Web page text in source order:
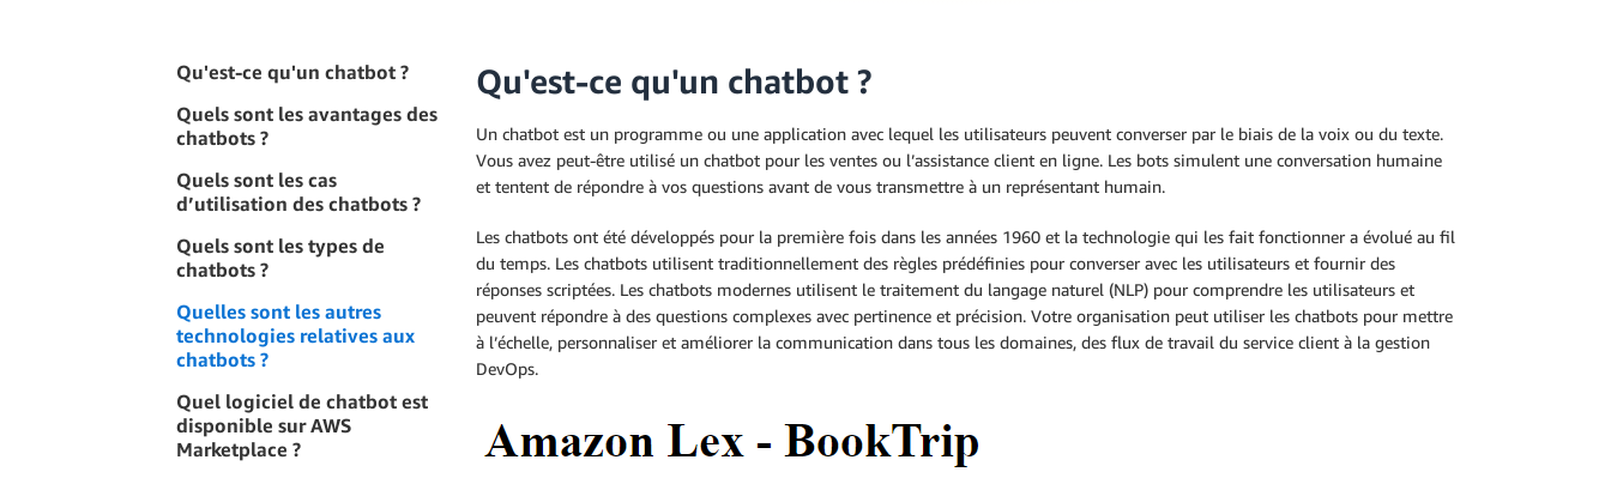
Qu'est-ce qu'un chatbot ?
Quels sont les avantages des
chatbots ?
Quels sont les cas
d’utilisation des chatbots ?
Quels sont les types de
chatbots ?
Quelles sont les autres
technologies relatives aux
chatbots ?
Quel logiciel de chatbot est
disponible sur AWS
Marketplace ?
Qu'est-ce qu'un chatbot ?
Un chatbot est un programme ou une application avec lequel les utilisateurs peuvent converser par le biais de la voix ou du texte.
Vous avez peut-être utilisé un chatbot pour les ventes ou l’assistance client en ligne. Les bots simulent une conversation humaine
et tentent de répondre à vos questions avant de vous transmettre à un représentant humain.
Les chatbots ont été développés pour la première fois dans les années 1960 et la technologie qui les fait fonctionner a évolué au fil
du temps. Les chatbots utilisent traditionnellement des règles prédéfinies pour converser avec les utilisateurs et fournir des
réponses scriptées. Les chatbots modernes utilisent le traitement du langage naturel (NLP) pour comprendre les utilisateurs et
peuvent répondre à des questions complexes avec pertinence et précision. Votre organisation peut utiliser les chatbots pour mettre
à l’échelle, personnaliser et améliorer la communication dans tous les domaines, des flux de travail du service client à la gestion
DevOps.